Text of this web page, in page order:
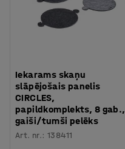
Iekarams skaņu
slāpējošais panelis
CIRCLES,
papildkomplekts, 8 gab.,
gaiši/tumši pelēks
Art. nr.:138411